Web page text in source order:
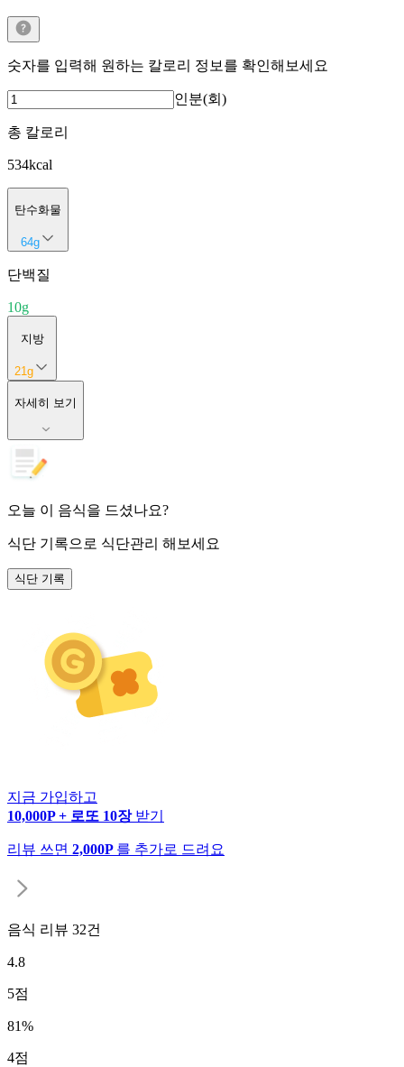
숫자를 입력해 원하는 칼로리 정보를 확인해보세요
인분(회)
총 칼로리
534kcal
탄수화물
64g
단백질
10g
지방
21 g
자세히 보기
오늘 이 음식을 드셨나요?
식단 기록으로 식단관리 해보세요
식단 기록
지금 가입하고
10,000P + 로또 10장 받기
리뷰 쓰면 2,000P 를 추가로 드려요
음식 리뷰 32건
4.8
5점
81%
4점